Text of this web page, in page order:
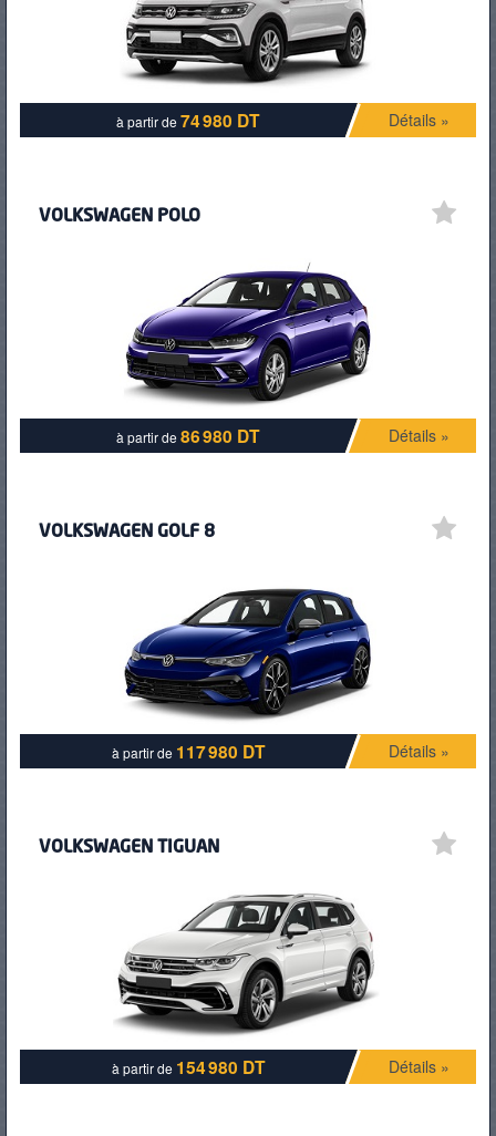
à partir de74 980 DT Détails »
VOLKSWAGEN POLO
à partir de86 980 DT Détails »
VOLKSWAGEN GOLF 8
à partir de 117 980 DT Détails »
VOLKSWAGEN TIGUAN
à partir de 154 980 DT Détails »